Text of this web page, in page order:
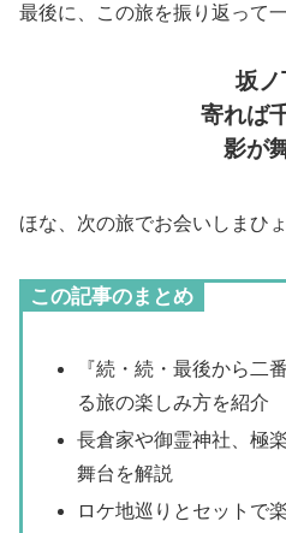
最後に、この旅を振り返って
坂ノ
寄れば
影が
ほな、次の旅でお会いしまひ
この記事のまとめ
『続・続・最後から二
る旅の楽しみ方を紹介
長倉家や御霊神社、極
舞台を解説
ロケ地巡りとセットで